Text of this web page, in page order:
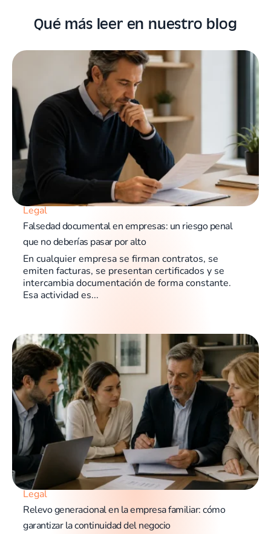
Qué más leer en nuestro blog
Legal
Falsedad documental en empresas: un riesgo penal
que no deberías pasar por alto
En cualquier empresa se firman contratos, se
emiten facturas, se presentan certificados y se
intercambia documentación de forma constante.
Esa actividad es...
Legal
Relevo generacional en la empresa familiar: cómo
garantizar la continuidad del negocio